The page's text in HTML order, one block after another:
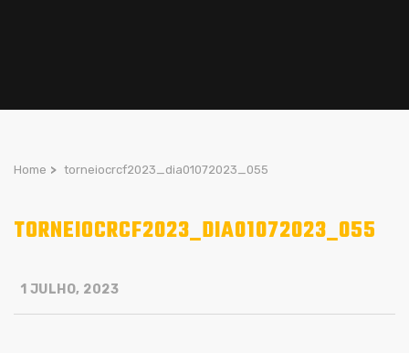
Home > torneiocrcf2023_dia01072023_055
TORNEIOCRCF2023_DIA01072023_055
1 JULHO, 2023